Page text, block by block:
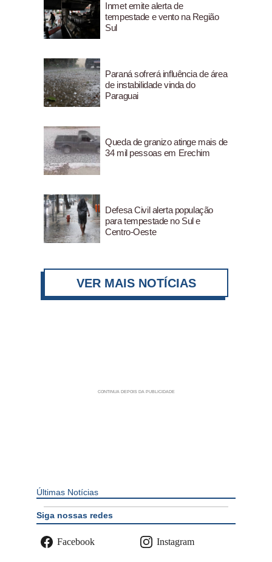
Inmet emite alerta de
tempestade e vento na Região
Sul
Paraná sofrerá influência de área
de instabilidade vinda do
Paraguai
Queda de granizo atinge mais de
34 mil pessoas em Erechim
Defesa Civil alerta população
para tempestade no Sul e
Centro-Oeste
VER MAIS NOTÍCIAS
Últimas Notícias
Siga nossas redes
Facebook Instagram